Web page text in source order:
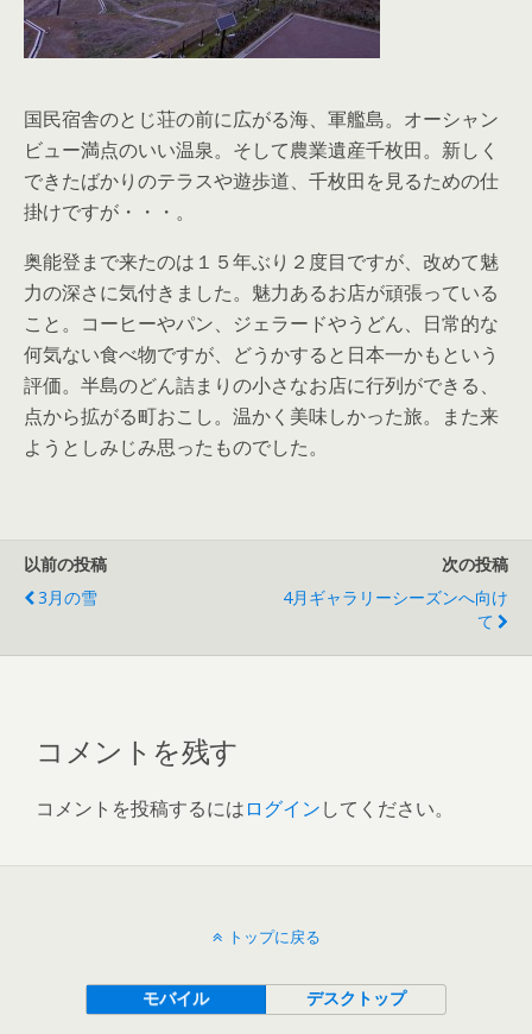
国民宿舎のとじ荘の前に広がる海、軍艦島。オーシャン
ビュー満点のいい温泉。そして農業遺産千枚田。新しく
できたばかりのテラスや遊歩道、千枚田を見るための仕
掛けですが・・・。
奥能登まで来たのは１５年ぶり２度目ですが、改めて魅
力の深さに気付きました。魅力あるお店が頑張っている
こと。コーヒーやパン、ジェラードやうどん、日常的な
何気ない食べ物ですが、どうかすると日本一かもという
評価。半島のどん詰まりの小さなお店に行列ができる、
点から拡がる町おこし。温かく美味しかった旅。また来
ようとしみじみ思ったものでした。
以前の投稿
3月の雪
次の投稿
4月ギャラリーシーズンへ向け
て
コメントを残す
コメントを投稿するにはログインしてください。
トップに戻る
モバイル デスクトップ